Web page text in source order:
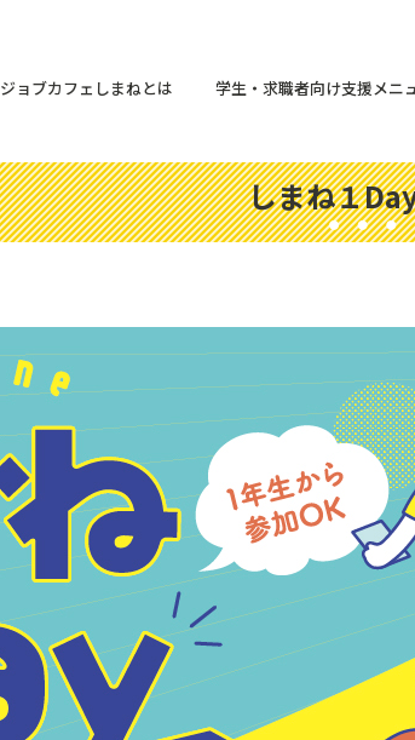
ジョブカフェしまねとは 学生・求職者向け支援メニ
しまね１